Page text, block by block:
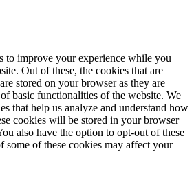
to improve your experience while you
Out of these, the cookies that are
stored on your browser as they are
basic functionalities of the website. We
that help us analyze and understand how
cookies will be stored in your browser
also have the option to opt-out of these
some of these cookies may affect your